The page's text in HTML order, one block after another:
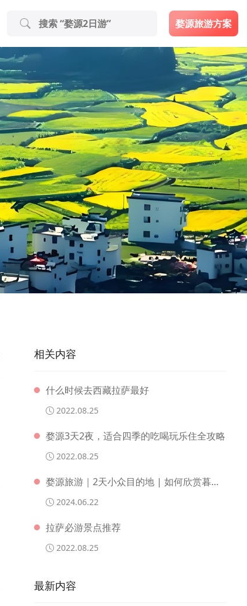
婺源旅游方案
相关内容
什么时候去西藏拉萨最好
2022.08.25
婺源3天2夜，适合四季的吃喝玩乐住全攻略
2022.08.25
婺源旅游｜2天小众目的地 | 如何欣赏暮春至初夏的优美风景?
2024.06.22
拉萨必游景点推荐
2022.08.25
最新内容